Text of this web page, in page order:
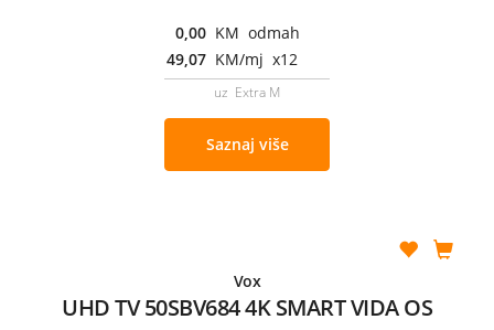
0,00 KM odmah
49,07 KM/mj x12
uz Extra M
Saznaj više
Vox
UHD TV 50SBV684 4K SMART VIDA OS